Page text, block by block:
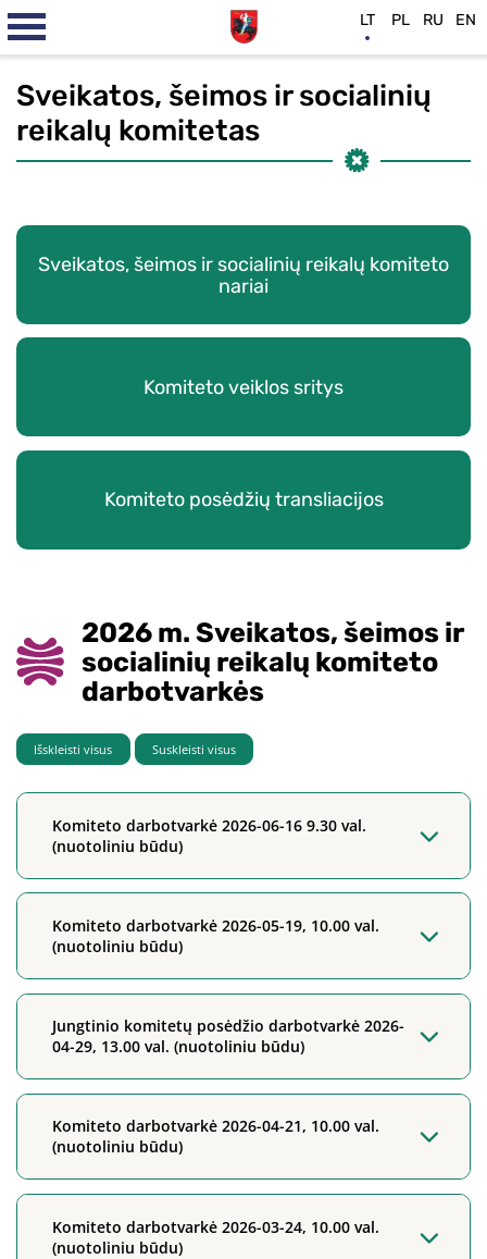
Sveikatos, šeimos ir socialinių
reikalų komitetas
Sveikatos, šeimos ir socialinių reikalų komiteto
nariai
Komiteto veiklos sritys
Komiteto posėdžių transliacijos
2026 m. Sveikatos, šeimos ir
socialinių reikalų komiteto
darbotvarkės
Išskleisti visus Suskleisti visus
Komiteto darbotvarkė 2026-06-16 9.30 val.
(nuotoliniu būdu)
Komiteto darbotvarkė 2026-05-19, 10.00 val.
(nuotoliniu būdu)
Jungtinio komitetų posėdžio darbotvarkė 2026-
04-29, 13.00 val. (nuotoliniu būdu)
Komiteto darbotvarkė 2026-04-21, 10.00 val.
(nuotoliniu būdu)
Komiteto darbotvarkė 2026-03-24, 10.00 val.
(nuotoliniu būdu)
LT PL RU EN